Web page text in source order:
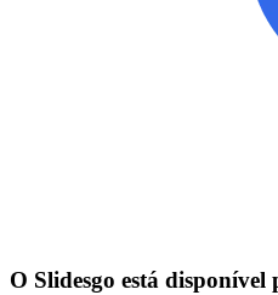
O Slidesgo está disponível